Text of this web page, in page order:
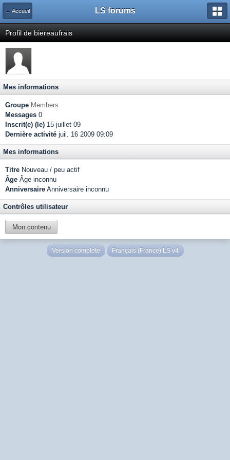
← Accueil LS forums
Profil de biereaufrais
Mes informations
Groupe Members
Messages 0
Inscrit(e) (le) 15-juillet 09
Dernière activité juil. 16 2009 09:09
Mes informations
Titre Nouveau / peu actif
Âge Âge inconnu
Anniversaire Anniversaire inconnu
Contrôles utilisateur
Mon contenu
Version complète Français (France) LS v4